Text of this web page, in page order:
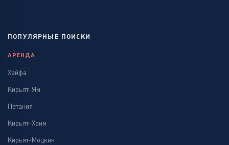
ПОПУЛЯРНЫЕ ПОИСКИ
АРЕНДА
Хайфа
Кирьят-Ям
Нетания
Кирьят-Хаим
Кирьят-Моцкин